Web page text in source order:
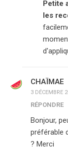
Petite
les
CHAÏMAE
3 DÉCEMBRE
RÉPONDRE
Bonjour,
préférable
? Merci